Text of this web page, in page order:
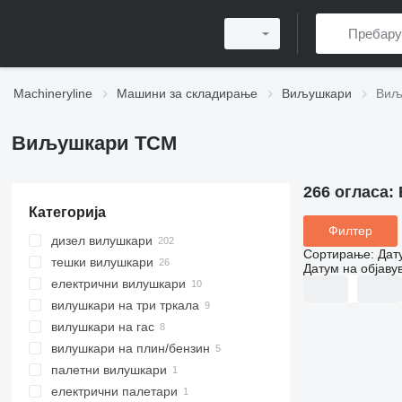
Machineryline Машини за складирање Виљушкари
Виљушкари TCM
Категорија
дизел вилушкари
тешки вилушкари
електрични вилушкари
вилушкари на три тркала
вилушкари на гас
вилушкари на плин/бензин
палетни вилушкари
електрични палетари
266 огласа:
Филтер
Сортирање:
Датум на